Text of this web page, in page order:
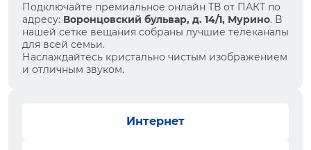
Подключайте премиальное онлайн ТВ от ПАКТ по
адресу: Воронцовский бульвар, д. 14/1, Мурино. В
нашей сетке вещания собраны лучшие телеканалы
для всей семьи.
Наслаждайтесь кристально чистым изображением
и отличным звуком.
Интернет